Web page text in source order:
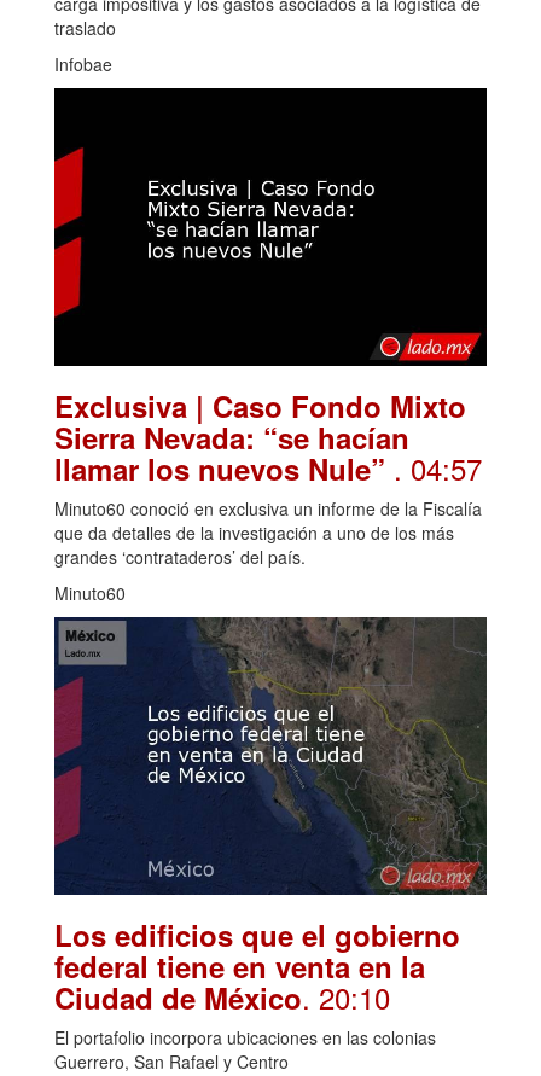
traslado
Infobae
Exclusiva | Caso Fondo Mixto
Sierra Nevada: “se hacían
llamar los nuevos Nule” . 04:57
Minuto60 conoció en exclusiva un informe de la Fiscalía
que da detalles de la investigación a uno de los más
grandes ‘contrataderos’ del país.
Minuto60
Los edificios que el gobierno
federal tiene en venta en la
Ciudad de México. 20:10
El portafolio incorpora ubicaciones en las colonias
Guerrero, San Rafael y Centro